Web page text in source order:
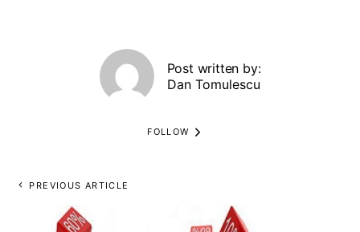
Post written by:
Dan Tomulescu
FOLLOW
PREVIOUS ARTICLE